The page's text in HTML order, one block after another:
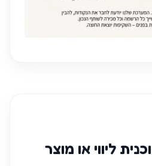
ליווי או מוצר